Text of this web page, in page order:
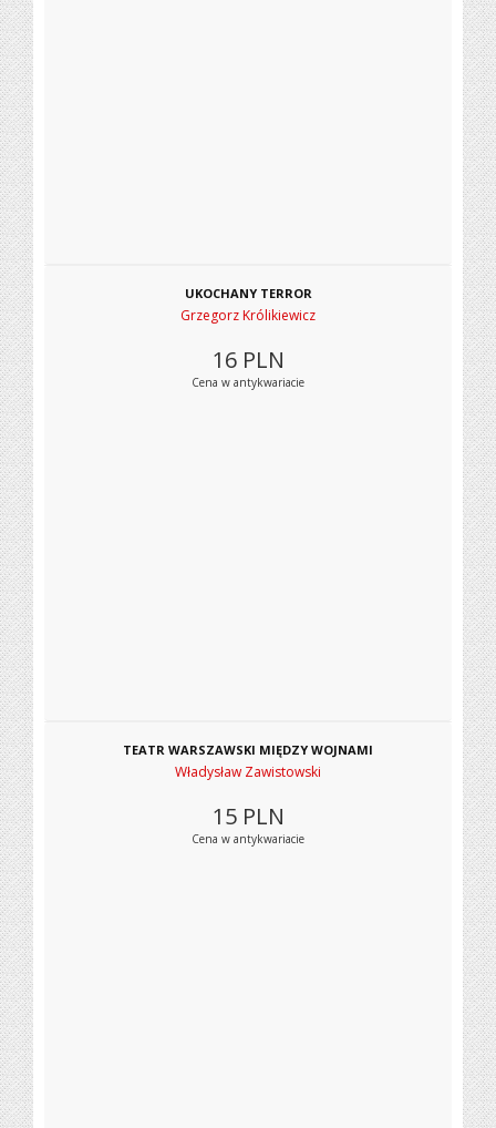
UKOCHANY TERROR
Grzegorz Królikiewicz
16 PLN
Cena w antykwariacie
TEATR WARSZAWSKI MIĘDZY WOJNAMI
Władysław Zawistowski
15 PLN
Cena w antykwariacie